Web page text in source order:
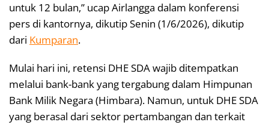
untuk 12 bulan,” ucap Airlangga dalam konferensi
pers di kantornya, dikutip Senin (1/6/2026), dikutip
dari Kumparan.
Mulai hari ini, retensi DHE SDA wajib ditempatkan
melalui bank-bank yang tergabung dalam Himpunan
Bank Milik Negara (Himbara). Namun, untuk DHE SDA
yang berasal dari sektor pertambangan dan terkait